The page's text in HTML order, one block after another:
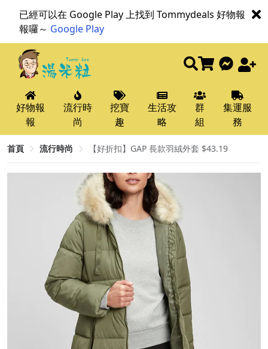
已經可以在 Google Play 上找到 Tommydeals 好物報
報囉～ Google Play
好物報
報
流行時
尚
挖寶
趣
生活攻
略
群
組
集運服
務
首頁 流行時尚 【好折扣】GAP 長款羽絨外套 $43.19